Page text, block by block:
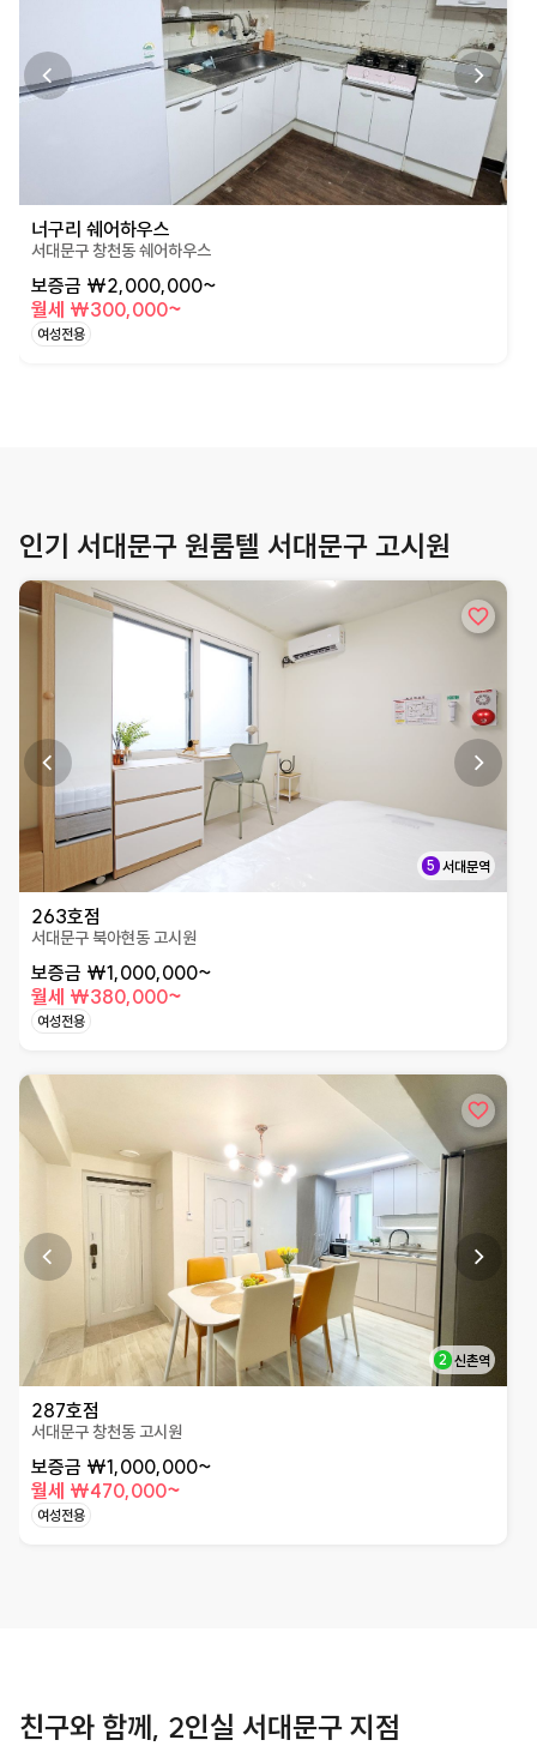
너구리 쉐어하우스
서대문구 창천동 쉐어하우스
보증금 ₩2,000,000~
월세 ₩300,000~
여성전용
인기 서대문구 원룸텔 서대문구 고시원
5 서대문역
263호점
서대문구 북아현동 고시원
보증금 ₩1,000,000~
월세 ₩380,000~
여성전용
상세페이지로 이동
2 신촌역
287호점
서대문구 창천동 고시원
보증금 ₩1,000,000~
월세 ₩470,000~
여성전용
상세페이지로 이동
친구와 함께, 2인실 서대문구 지점